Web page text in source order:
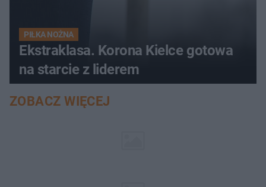
PIŁKA NOŻNA
Ekstraklasa. Korona Kielce gotowa
na starcie z liderem
ZOBACZ WIĘCEJ